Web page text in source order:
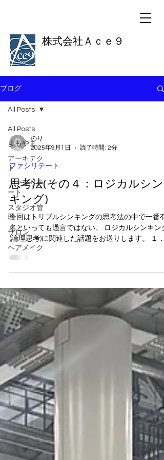
株式会社Ａｃｅ９
ブログ
All Posts
よもやま
アーキテク
ト
ファシリテ
ート
スタジオ管
理
サロン
ヘアメイク
All Posts
のり
2025年9月1日
読了時間: 2分
ファシリテート
思考法(その４：ロジカルシン
キング)
今回はトリプルシンキングの思考法の中で一番有
名といっても過言ではない、 ロジカルシンキン
(論理思考)に関連した話題をお送りします。 １．
ジカルシンキングについて ロジカルシンキ
グとは、直観や感覚ではなく根拠や理由に基づい
て問題解決や 意思決定を行う思考法です。...